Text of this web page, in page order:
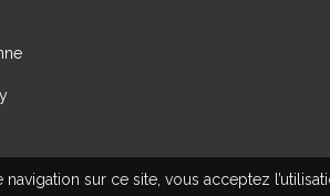
navigation sur ce site, vous acceptez